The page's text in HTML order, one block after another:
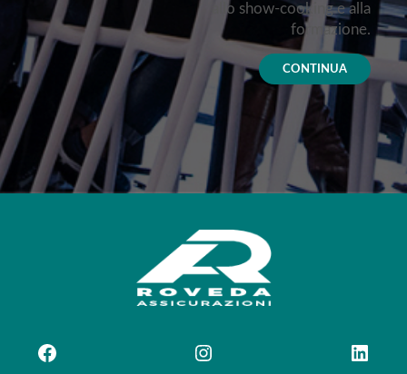
allo show-cooking e alla
formazione.
CONTINUA
Facebook Instagram LinkedIn